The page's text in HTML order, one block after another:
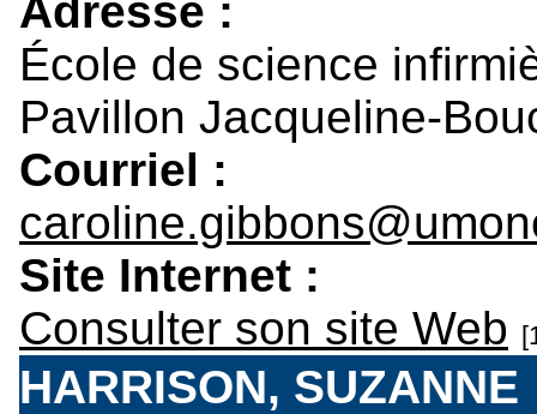
Adresse :
École de science
Pavillon Jacqueline-
Courriel :
Site Internet :
Consulter son site Web
HARRISON, SUZANNE